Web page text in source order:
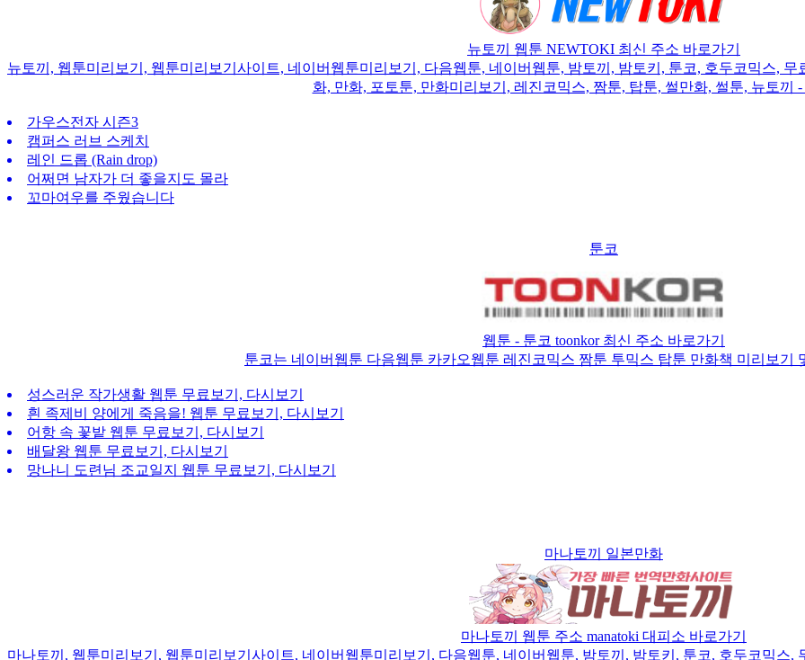
뉴토끼 웹툰 NEWTOKI 최신 주소 바로가기
뉴토끼, 웹툰미리보기, 웹툰미리보기사이트, 네이버웹툰미리보기, 다음웹툰, 네이버웹툰, 밤토끼, 밤토키, 툰코, 호두코믹스,
화, 만화, 포토툰, 만화미리보기, 레진코믹스, 짬툰, 탑툰, 썰만화, 썰툰, 뉴토끼 -
가우스전자 시즌3
캠퍼스 러브 스케치
레인 드롭 (Rain drop)
어쩌면 남자가 더 좋을지도 몰라
꼬마여우를 주웠습니다
툰코
웹툰 - 툰코 toonkor 최신 주소 바로가기
툰코는 네이버웹툰 다음웹툰 카카오웹툰 레진코믹스 짬툰 투믹스 탑툰 만화책 미리보기
성스러운 작가생활 웹툰 무료보기, 다시보기
흰 족제비 양에게 죽음을! 웹툰 무료보기, 다시보기
어항 속 꽃밭 웹툰 무료보기, 다시보기
배달왕 웹툰 무료보기, 다시보기
망나니 도련님 조교일지 웹툰 무료보기, 다시보기
마나토끼 일본만화
마나토끼 웹툰 주소 manatoki 대피소 바로가기
마나토끼, 웹툰미리보기, 웹툰미리보기사이트, 네이버웹툰미리보기, 다음웹툰, 네이버웹툰, 밤토끼, 밤토키, 툰코, 호두코믹스,